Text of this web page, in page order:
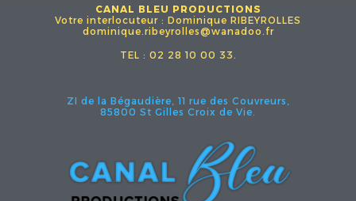
CANAL BLEU PRODUCTIONS
Votre interlocuteur : Dominique RIBEYROLLES
dominique.ribeyrolles@wanadoo.fr
TEL : 02 28 10 00 33.
ZI de la Bégaudière, 11 rue des Couvreurs,
85800 St Gilles Croix de Vie.